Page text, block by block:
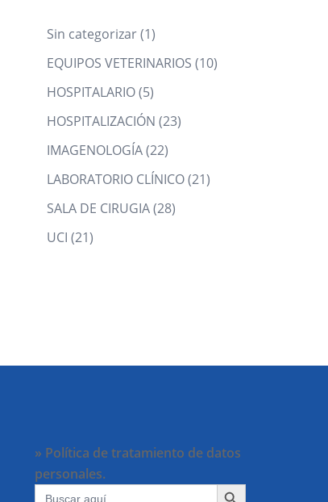
Sin categorizar 11
product
EQUIPOS VETERINARIOS 1010
HOSPITALARIO 55
products
HOSPITALIZACIÓN 2323
IMAGENOLOGÍA 2222
products
LABORATORIO CLÍNICO 2121
SALA DE CIRUGIA 2828
UCI 2121
» Política de tratamiento de datos
personales.
Buscar:
BOTÓN DE BÚSQUEDA